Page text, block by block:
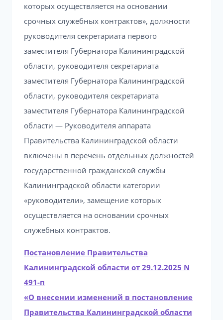
которых осуществляется на основании
срочных служебных контрактов», должности
руководителя секретариата первого
заместителя Губернатора Калининградской
области, руководителя секретариата
заместителя Губернатора Калининградской
области, руководителя секретариата
заместителя Губернатора Калининградской
области — Руководителя аппарата
Правительства Калининградской области
включены в перечень отдельных должностей
государственной гражданской службы
Калининградской области категории
«руководители», замещение которых
осуществляется на основании срочных
служебных контрактов.
Постановление Правительства
Калининградской области от 29.12.2025 N
491-п
«О внесении изменений в постановление
Правительства Калининградской области